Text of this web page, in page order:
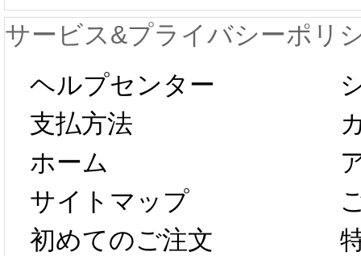
します。 2月5日
以後のご注文
は、2月25日か
らコスプレ制
プレ
新春
字半
第二
サービス&プライバシーポリ
ヘルプセンター
支払方法
ホーム
サイトマップ
初めてのご注文